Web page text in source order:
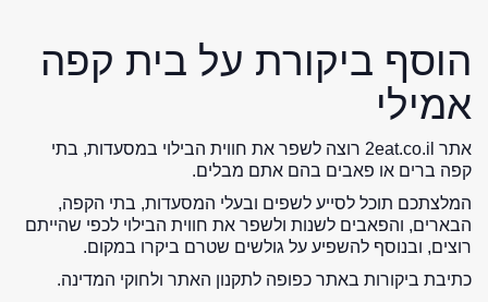
הוסף ביקורת על בית קפה
אמילי
אתר 2eat.co.il רוצה לשפר את חווית הבילוי במסעדות, בתי
קפה ברים או פאבים בהם אתם מבלים.
המלצתכם תוכל לסייע לשפים ובעלי המסעדות, בתי הקפה,
הבארים, והפאבים לשנות ולשפר את חווית הבילוי לכפי שהייתם
רוצים, ובנוסף להשפיע על גולשים שטרם ביקרו במקום.
כתיבת ביקורות באתר כפופה לתקנון האתר ולחוקי המדינה.